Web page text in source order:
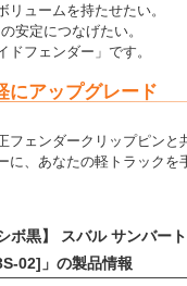
ュームを持たせたい。
安定につなげたい。
フェンダー」です。
にアップグレード
ェンダークリップピンと
、あなたの軽トラックを
黒】 スバル サンバー
02]」の製品情報